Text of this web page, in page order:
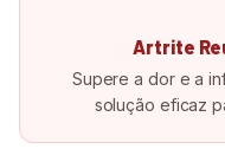
Artrite
Supere a dor e a
solução eficaz